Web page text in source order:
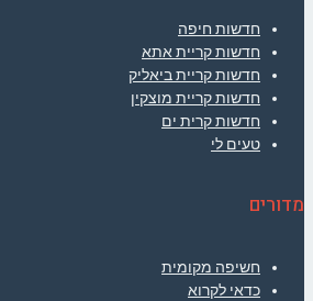
חדשות חיפה
חדשות קריית אתא
חדשות קריית ביאליק
חדשות קריית מוצקין
חדשות קרית ים
טעים לי
מדורים
חשיפה מקומית
כדאי לקרוא